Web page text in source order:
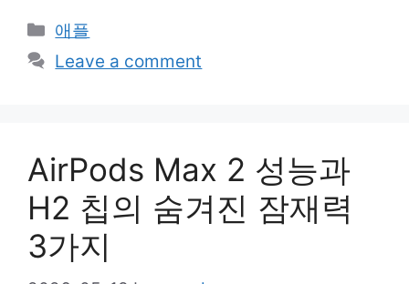
Categories
애플
Leave a comment
AirPods Max 2 성능과
H2 칩의 숨겨진 잠재력
3가지